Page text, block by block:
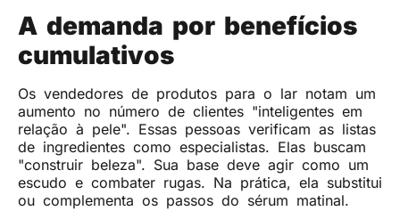
A demanda por benefícios
cumulativos
Os vendedores de produtos para o lar notam um
aumento no número de clientes "inteligentes em
relação à pele". Essas pessoas verificam as listas
de ingredientes como especialistas. Elas buscam
"construir beleza". Sua base deve agir como um
escudo e combater rugas. Na prática, ela substitui
ou complementa os passos do sérum matinal.